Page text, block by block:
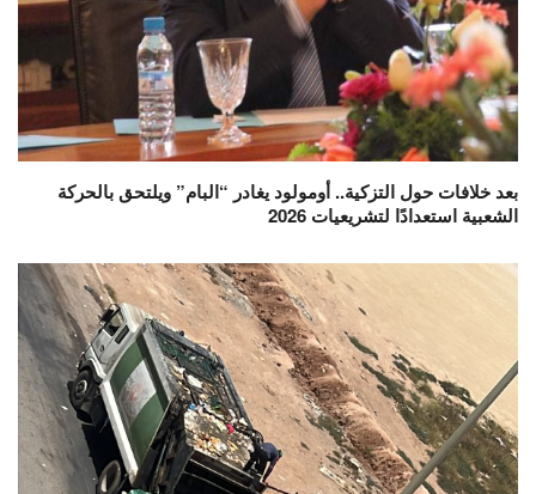
بعد خلافات حول التزكية.. أومولود يغادر “البام” ويلتحق بالحركة
الشعبية استعدادًا لتشريعيات 2026